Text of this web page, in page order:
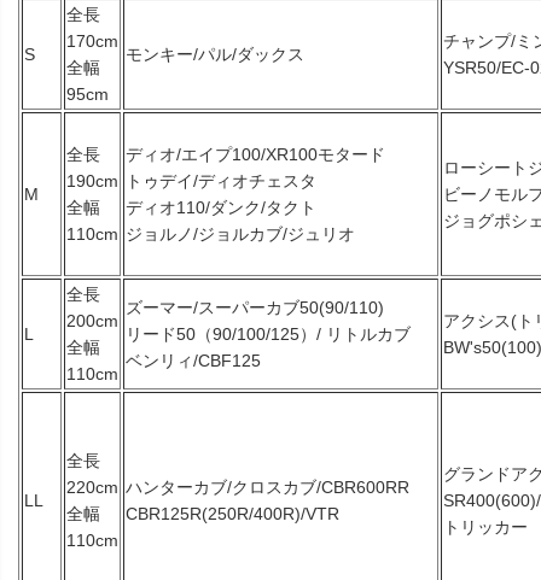
S
全長
170cm
全幅
95cm
モンキー/パル/ダックス
チャンプ/ミ
YSR50/EC-
M
全長
190cm
全幅
110cm
ディオ/エイプ100/XR100モタード
トゥデイ/ディオチェスタ
ディオ110/ダンク/タクト
ジョルノ/ジョルカブ/ジュリオ
ローシート
ビーノモル
ジョグポシ
L
全長
200cm
全幅
110cm
ズーマー/スーパーカブ50(90/110)
リード50（90/100/125）/ リトルカブ
ベンリィ/CBF125
アクシス(ト
LL
全長
220cm
全幅
110cm
ハンターカブ/クロスカブ/CBR600RR
CBR125R(250R/400R)/VTR
グランドア
トリッカー